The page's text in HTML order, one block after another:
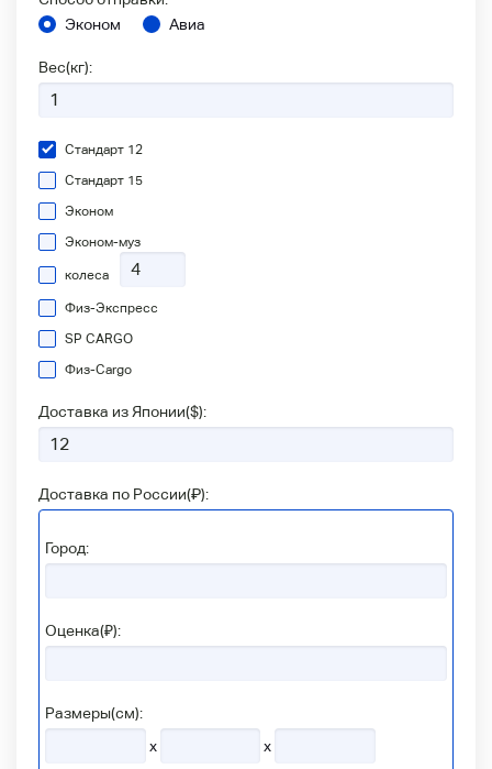
Эконом
Авиа
Вес(кг):
Стандарт 12
Стандарт 15
Эконом
Эконом-муз
колеса
Физ-Экспресс
SP CARGO
Физ-Сargo
Доставка из Японии($):
Доставка по России(₽):
Город:
Оценка(₽):
Размеры(см):
x
x